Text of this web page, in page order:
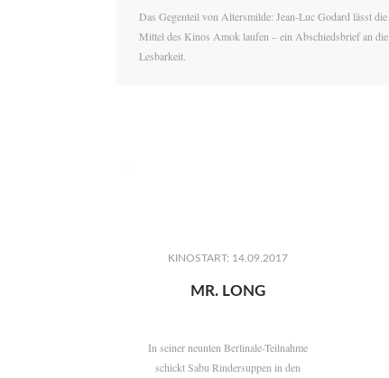
Das Gegenteil von Altersmilde: Jean-Luc Godard lässt die
Mittel des Kinos Amok laufen – ein Abschiedsbrief an die
Lesbarkeit.
KINOSTART: 14.09.2017
MR. LONG
In seiner neunten Berlinale-Teilnahme
schickt Sabu Rindersuppen in den